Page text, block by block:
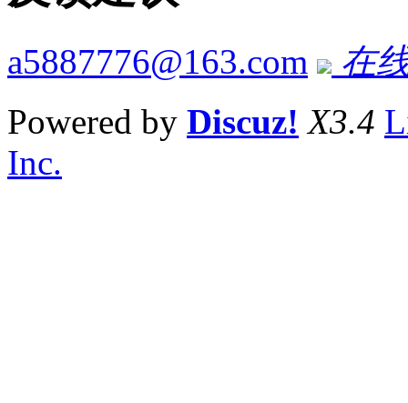
a5887776@163.com
在
Powered by Discuz! X3.4
Inc.